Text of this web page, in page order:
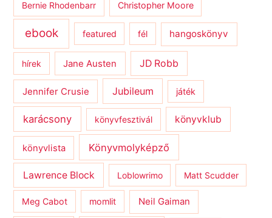
Bernie Rhodenbarr Christopher Moore
ebook featured fél hangoskönyv
hírek Jane Austen JD Robb
Jennifer Crusie Jubileum játék
karácsony könyvfesztivál könyvklub
könyvlista Könyvmolyképző
Lawrence Block Loblowrimo Matt Scudder
Meg Cabot momlit Neil Gaiman